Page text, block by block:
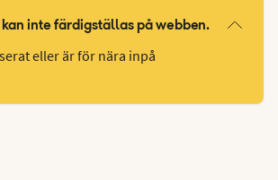
kan inte färdigställas på webben.
eller är för nära inpå